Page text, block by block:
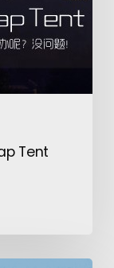
Tent